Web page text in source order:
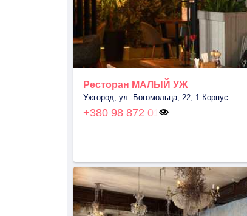
Ресторан МАЛЫЙ УЖ
Ужгород, ул. Богомольца, 22, 1 Корпус
+380 98 872 01